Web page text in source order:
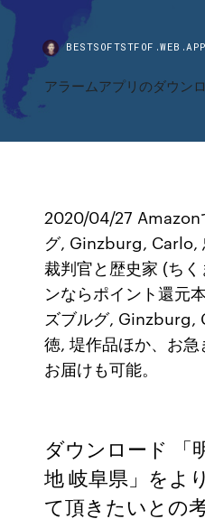
BESTSOFTSTFOF.WEB.APP
アラームアプリのダウン
2020/04/27 Amazon
グ, Ginzburg, Carlo,
裁判官と歴史家 (ち
ンならポイント還元
ズブルグ, Ginzburg,
徳, 堤作品ほか、お
お届けも可能。
ダウンロード 「
地 岐阜県」をよ
て頂きたいとの